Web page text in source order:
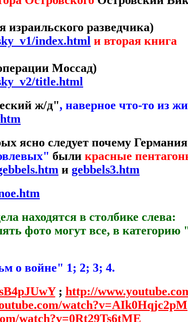
разведчика)
index.html и вторая книга
Моссад)
title.html
ж/д", наверное что-то из
ясно следует почему
были красные
и gebbels3.htm
находятся в столбике слева:
фото могут все, в
о войне" 1; 2; 3; 4.
; http://
watch?v=AIk0Hqjc2pM
watch?v=0Rt29Ts6tME